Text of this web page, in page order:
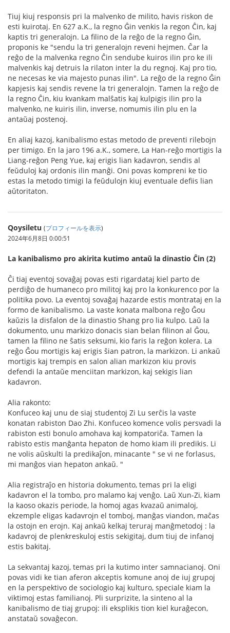
Tiuj kiuj responsis pri la malvenko de milito, havis riskon de
esti kuirotaj. En 627 a.K., la regno Ĝin venkis la regon Ĉin, kaj
kaptis tri generalojn. La filino de la reĝo de la regno Ĝin,
proponis ke "sendu la tri generalojn reveni hejmen. Ĉar la
reĝo de la malvenka regno Ĉin sendube kuiros ilin pro ke ili
malvenkis kaj detruis la rilaton inter la du regnoj. Kaj pro tio,
ne necesas ke via majesto punas ilin". La reĝo de la regno Ĝin
kapjesis kaj sendis revene la tri generalojn. Tamen la reĝo de
la regno Ĉin, kiu kvankam malŝatis kaj kulpigis ilin pro la
malvenko, ne kuiris ilin, inverse, nomumis ilin plu en la
antaŭaj postenoj.
En aliaj kazoj, kanibalismo estas metodo de preventi rilebojn
per timigo. En la jaro 196 a.K., somere, La Han-reĝo mortigis la
Liang-reĝon Peng Yue, kaj erigis lian kadavron, sendis al
feŭduloj kaj ordonis ilin manĝi. Oni povas kompreni ke tio
estas la metodo timigi la feŭdulojn kiuj eventuale defiis lian
aŭtoritaton.
Qoysiletu (プロフィールを表示)
2024年6月8日 0:00:51
La kanibalismo pro akirita kutimo antaŭ la dinastio Ĉin (2)
Ĉi tiaj eventoj sovaĝaj povas esti rigardataj kiel parto de
perdiĝo de humaneco pro militoj kaj pro la konkurenco por la
politika povo. La eventoj sovaĝaj hazarde estis montrataj en la
formo de kanibalismo. La vaste konata malbona reĝo Ĝou
kaŭzis la disfalon de la dinastio Shang pro lia kulpo. Laŭ la
dokumento, unu markizo donacis sian belan filinon al Ĝou,
tamen la filino ne ŝatis seksumi, kio faris la reĝon kolera. La
reĝo Ĝou mortigis kaj erigis ŝian patron, la markizon. Li ankaŭ
mortigis kaj trempis en salon alian markizon kiu provis
defendi la antaŭe menciitan markizon, kaj sekigis lian
kadavron.
Alia rakonto:
Konfuceo kaj unu de siaj studentoj Zi Lu serĉis la vaste
konatan rabiston Dao Zhi. Konfuceo komence volis persvadi la
rabiston esti bonulo amohava kaj kompatoriĉa. Tamen la
rabisto estis manĝanta hepaton de homo kiam ili predikis. Li
ne volis aŭskulti la predikaĵon, minacante " se vi ne forlasus,
mi manĝos vian hepaton ankaŭ. "
Alia registraĵo en historia dokumento, temas pri la eligi
kadavron el la tombo, pro malamo kaj venĝo. Laŭ Xun-Zi, kiam
la kaoso okazis periode, la homoj agas kvazaŭ animaloj,
ekzemple eligas kadavrojn el tomboj, manĝas viandon, maĉas
la ostojn en erojn. Kaj ankaŭ kelkaj teruraj manĝmetodoj : la
kadavroj de plenkreskuloj estis sekigitaj, dum tiuj de infanoj
estis bakitaj.
La sekvantaj kazoj, temas pri la kutimo inter samnacianoj. Oni
povas vidi ke tian aferon akceptis komune anoj de iuj grupoj
en la perspektivo de sociologio kaj kulturo, speciale kiam la
viktimoj estas familianoj. Pli surprizite, la sinteno al la
kanibalismo de tiaj grupoj: ili eksplikis tion kiel kuraĝecon,
anstataŭ sovaĝecon.